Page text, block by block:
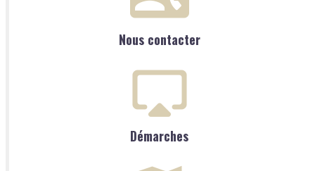
Nous contacter
Démarches